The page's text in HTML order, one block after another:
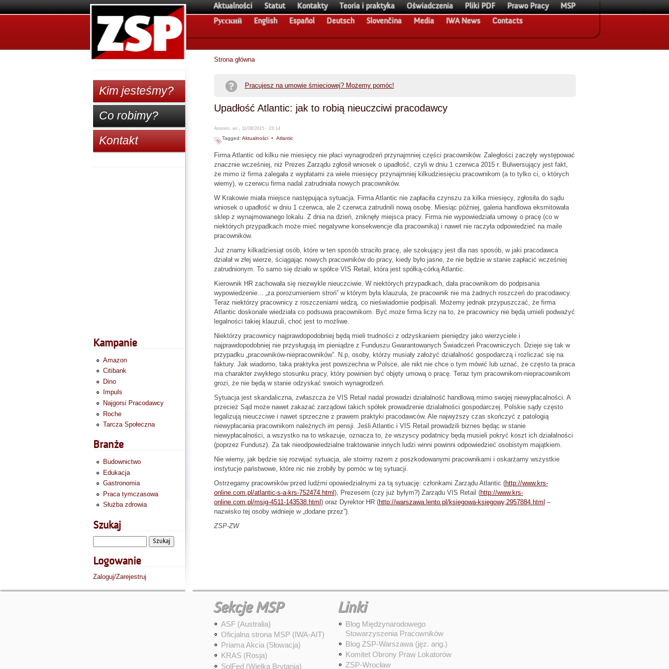
Aktualności Statut Kontakty Teoria i praktyka Oświadczenia Pliki PDF Prawo Pracy
MSP
Pусский
English Español Deutsch Slovenčina Media IWA News Contacts
Strona główna
Pracujesz na umowie śmieciowej? Możemy pomóc!
Upadłość Atlantic: jak to robią nieuczciwi pracodawcy
Anonim, wt., 11/08/2015 - 23:14
Tagged: Aktualności• Atlantic
Firma Atlantic od kilku nie miesięcy nie płaci wynagrodzeń przynajmniej części pracowników. Zaległości zaczęły występować
znacznie wcześniej, niż Prezes Zarządu zgłosił wniosek o upadłość, czyli w dniu 1 czerwca 2015 r. Bulwersujący jest fakt,
że mimo iż firma zalegała z wypłatami za wiele miesięcy przynajmniej kilkudziesięciu pracownikom (a to tylko ci, o których
wiemy), w czerwcu firma nadal zatrudniała nowych pracowników.
W Krakowie miała miejsce następująca sytuacja. Firma Atlantic nie zapłaciła czynszu za kilka miesięcy, zgłosiła do sądu
wniosek o upadłość w dniu 1 czerwca, ale 2 czerwca zatrudnili nową osobę. Miesiąc później, galeria handlowa eksmitowała
sklep z wynajmowanego lokalu. Z dnia na dzień, zniknęły miejsca pracy. Firma nie wypowiedziała umowy o pracę (co w
niektórych przypadkach może mieć negatywne konsekwencje dla pracownika) i nawet nie raczyła odpowiedzieć na maile
pracowników.
Już znamy kilkadziesiąt osób, które w ten sposób straciło pracę, ale szokujący jest dla nas sposób, w jaki pracodawca
działał w złej wierze, ściągając nowych pracowników do pracy, kiedy było jasne, że nie będzie w stanie zapłacić wcześniej
zatrudnionym. To samo się działo w spółce VIS Retail, która jest spółką-córką Atlantic.
Kierownik HR zachowała się niezwykle nieuczciwie. W niektórych przypadkach, dała pracownikom do podpisania
wypowiedzenie... „za porozumieniem stroń” w którym była klauzula, że pracownik nie ma żadnych roszczeń do pracodawcy.
Teraz niektórzy pracownicy z roszczeniami widzą, co nieświadomie podpisali. Możemy jednak przypuszczać, że firma
Atlantic doskonale wiedziała co podsuwa pracownikom. Być może firma liczy na to, że pracownicy nie będą umieli podważyć
legalności takiej klauzuli, choć jest to możliwe.
Niektórzy pracownicy najprawdopodobniej będą mieli trudności z odzyskaniem pieniędzy jako wierzyciele i
najprawdopodobniej nie przysługują im pieniądze z Funduszu Gwarantowanych Świadczeń Pracowniczych. Dzieje się tak w
przypadku „pracowników-niepracowników”. N.p, osoby, którzy musiały założyć działalność gospodarczą i rozliczać się na
faktury. Jak wiadomo, taka praktyka jest powszechna w Polsce, ale nikt nie chce o tym mówić lub uznać, że często ta praca
ma charakter zwykłego stosunku pracy, który powinien być objęty umową o pracę. Teraz tym pracownikom-niepracownikom
grozi, że nie będą w stanie odzyskać swoich wynagrodzeń.
Sytuacja jest skandaliczna, zwłaszcza że VIS Retail nadal prowadzi działalność handlową mimo swojej niewypłacalności. A
przecież Sąd może nawet zakazać zarządowi takich spółek prowadzenie dzialałności gospodarczej. Polskie sądy często
legalizują nieuczciwe i nawet sprzeczne z prawem praktyki pracodawców. Ale najwyższy czas skończyć z patologią
niewypłacania pracownikom należnych im pensji. Jeśli Atlantic i VIS Retail prowadzili biznes będąc w stanie
niewypłacalności, a wszystko na to wskazuje, oznacza to, że wszyscy podatnicy będą musieli pokryć koszt ich działalności
(poprzez Fundusz). Za tak nieodpowiedzialne traktowanie innych ludzi winni powinni odpowiedzieć osobistym majątkiem.
Nie wiemy, jak będzie się rozwijać sytuacja, ale stoimy razem z poszkodowanymi pracownikami i oskarżamy wszystkie
instytucje państwowe, które nic nie zrobiły by pomóc w tej sytuacji.
Ostrzegamy pracowników przed ludźmi opowiedzialnymi za tą sytuację: członkami Zarządu Atlantic (http://www.krs-
online.com.pl/atlantic-s-a-krs-752474.html), Prezesem (czy już byłym?) Zarządu VIS Retail (http://www.krs-
online.com.pl/msig-4511-143538.html) oraz Dyrektor HR (http://warszawa.lento.pl/ksiegowa-ksiegowy,2957884.html –
nazwisko tej osoby widnieje w „dodane przez”).
ZSP-ZW
Kim jesteśmy?
Co robimy?
Kontakt
Kampanie
Amazon
Citibank
Dino
Impuls
Najgorsi Pracodawcy
Roche
Tarcza Społeczna
Branże
Budownictwo
Edukacja
Gastronomia
Praca tymczasowa
Służba zdrowia
Szukaj
Logowanie
Zaloguj/Zarejestruj
Sekcje MSP
ASF (Australia)
Oficjalna strona MSP (IWA-AIT)
Priama Akcia (Słowacja)
KRAS (Rosja)
SolFed (Wielka Brytania)
Linki
Blog Międzynarodowego
Stowarzyszenia Pracowników
Blog ZSP-Warszawa (jęz. ang.)
Komitet Obrony Praw Lokatorów
ZSP-Wrocław